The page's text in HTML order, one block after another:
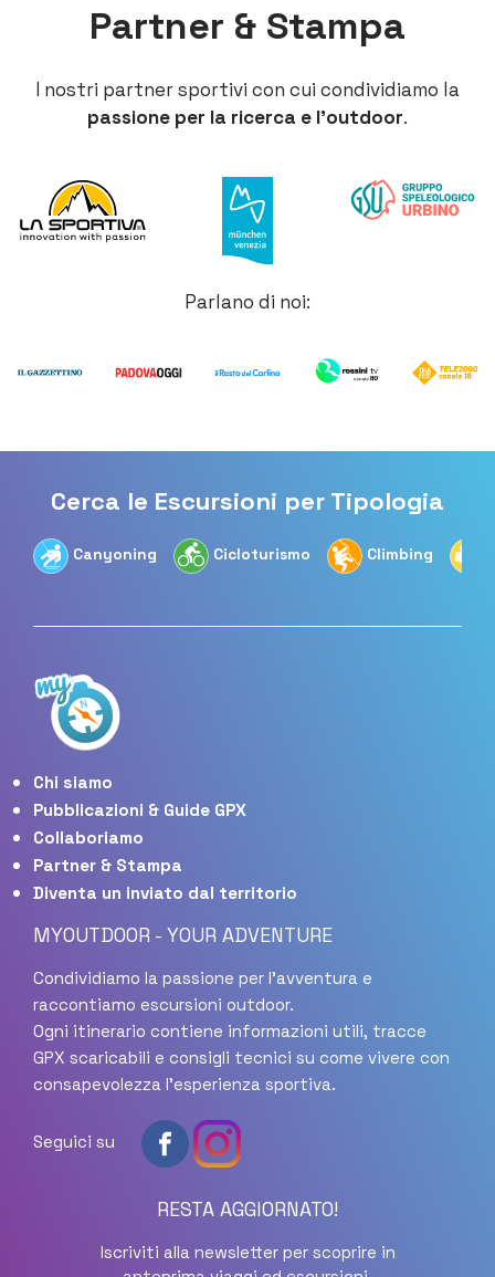
Partner & Stampa
I nostri partner sportivi con cui condividiamo la
passione per la ricerca e l’outdoor.
Parlano di noi:
Cerca le Escursioni per Tipologia
Canyoning Cicloturismo Climbing
Chi siamo
Pubblicazioni & Guide GPX
Collaboriamo
Partner & Stampa
Diventa un inviato dal territorio
MYOUTDOOR - YOUR ADVENTURE
Condividiamo la passione per l'avventura e
raccontiamo escursioni outdoor.
Ogni itinerario contiene informazioni utili, tracce
GPX scaricabili e consigli tecnici su come vivere con
consapevolezza l'esperienza sportiva.
Seguici su
RESTA AGGIORNATO!
Iscriviti alla newsletter per scoprire in